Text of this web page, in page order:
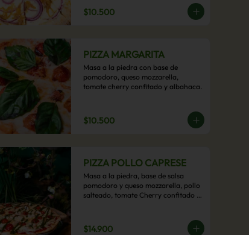
$10.500
PIZZA MARGARITA
Masa a la piedra con base de
pomodoro, queso mozzarella,
tomate cherry confitado y albahaca.
$10.500
PIZZA POLLO CAPRESE
Masa a la piedra, base de salsa
pomodoro y queso mozzarella, pollo
salteado, tomate Cherry confitado y
$14.900